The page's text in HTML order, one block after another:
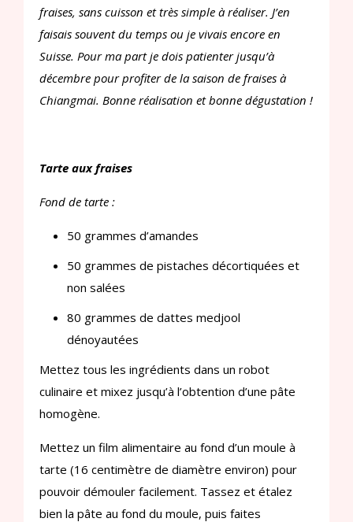
fraises, sans cuisson et très simple à réaliser. J’en
faisais souvent du temps ou je vivais encore en
Suisse. Pour ma part je dois patienter jusqu’à
décembre pour profiter de la saison de fraises à
Chiangmai. Bonne réalisation et bonne dégustation !
Tarte aux fraises
Fond de tarte :
50 grammes d’amandes
50 grammes de pistaches décortiquées et
non salées
80 grammes de dattes medjool
dénoyautées
Mettez tous les ingrédients dans un robot
culinaire et mixez jusqu’à l’obtention d’une pâte
homogène.
Mettez un film alimentaire au fond d’un moule à
tarte (16 centimètre de diamètre environ) pour
pouvoir démouler facilement. Tassez et étalez
bien la pâte au fond du moule, puis faites